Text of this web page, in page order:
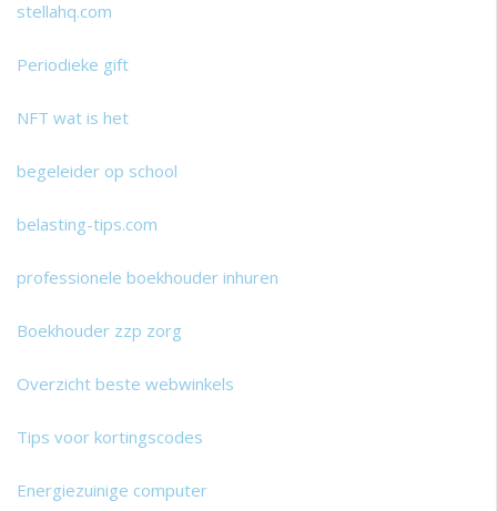
stellahq.com
Periodieke gift
NFT wat is het
begeleider op school
belasting-tips.com
professionele boekhouder inhuren
Boekhouder zzp zorg
Overzicht beste webwinkels
Tips voor kortingscodes
Energiezuinige computer